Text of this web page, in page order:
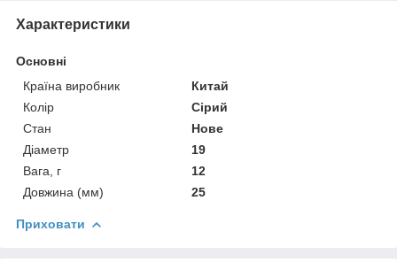
Характеристики
Основні
Країна виробник
Китай
Колір
Сірий
Стан
Нове
Діаметр
19
Вага, г
12
Довжина (мм)
25
Приховати